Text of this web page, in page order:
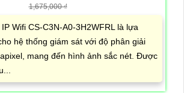
1,675,000 ₫
Wifi CS-C3N-A0-3H2WFRL là lựa
hệ thống giám sát với độ phân giải
mang đến hình ảnh sắc nét. Được